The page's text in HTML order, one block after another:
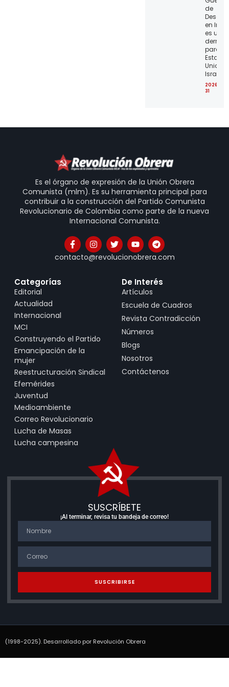
de
en Irán
es una
derrota
para
Unidos
Israel
2026-
31
Es el órgano de expresión de la Unión Obrera
Comunista (mlm). Es su herramienta principal para
contribuir a la construcción del Partido Comunista
Revolucionario de Colombia como parte de la nueva
Internacional Comunista.
contacto@revolucionobrera.com
Categorías
Editorial
Actualidad
Internacional
MCI
Construyendo el Partido
Emancipación de la
mujer
Reestructuración Sindical
Efemérides
Juventud
Medioambiente
Correo Revolucionario
Lucha de Masas
Lucha campesina
De Interés
Artículos
Escuela de Cuadros
Revista Contradicción
Números
Blogs
Nosotros
Contáctenos
SUSCRÍBETE
¡Al terminar, revisa tu bandeja de correo!
SUSCRIBIRSE
(1998-2025). Desarrollado por Revolución Obrera